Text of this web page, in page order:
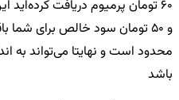
و 50 تومان سود خالص برای شما
باشد